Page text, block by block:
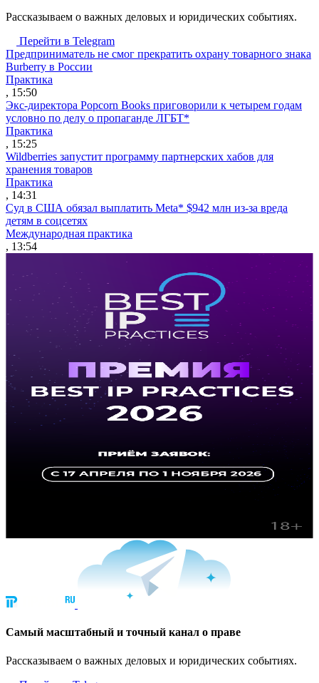
Рассказываем о важных деловых и юридических событиях.
Перейти в Telegram
Предприниматель не смог прекратить охрану товарного знака
Burberry в России
Практика
, 15:50
Экс-директора Popcorn Books приговорили к четырем годам
условно по делу о пропаганде ЛГБТ*
Практика
, 15:25
Wildberries запустит программу партнерских хабов для
хранения товаров
Практика
, 14:31
Суд в США обязал выплатить Meta* $942 млн из-за вреда
детям в соцсетях
Международная практика
, 13:54
Cамый масштабный и точный канал о праве
Рассказываем о важных деловых и юридических событиях.